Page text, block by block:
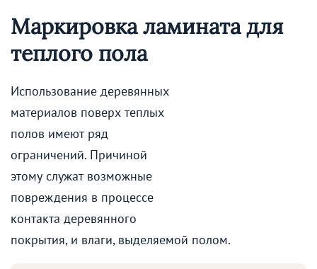
Маркировка ламината для
теплого пола
Использование деревянных
материалов поверх теплых
полов имеют ряд
ограничений. Причиной
этому служат возможные
повреждения в процессе
контакта деревянного
покрытия, и влаги, выделяемой полом.